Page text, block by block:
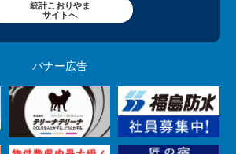
統計こおりやま
サイトへ
バナー広告